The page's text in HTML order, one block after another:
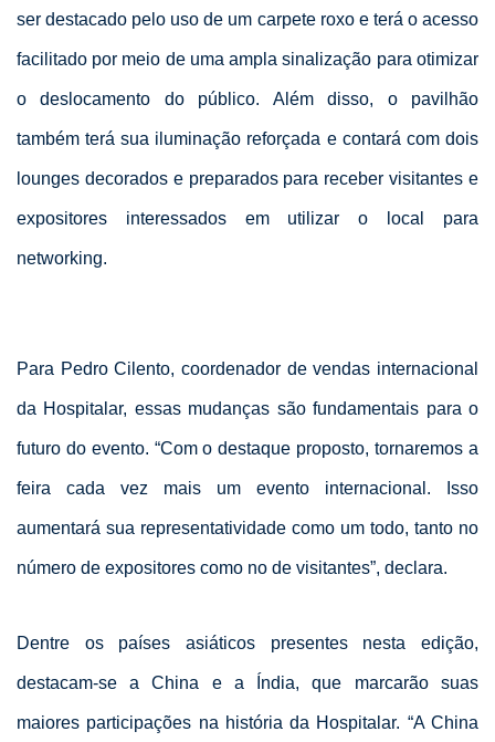
ser destacado pelo uso de um carpete roxo e terá o acesso
facilitado por meio de uma ampla sinalização para otimizar
o deslocamento do público. Além disso, o pavilhão
também terá sua iluminação reforçada e contará com dois
lounges decorados e preparados para receber visitantes e
expositores interessados em utilizar o local para
networking.
Para Pedro Cilento, coordenador de vendas internacional
da Hospitalar, essas mudanças são fundamentais para o
futuro do evento. “Com o destaque proposto, tornaremos a
feira cada vez mais um evento internacional. Isso
aumentará sua representatividade como um todo, tanto no
número de expositores como no de visitantes”, declara.
Dentre os países asiáticos presentes nesta edição,
destacam-se a China e a Índia, que marcarão suas
maiores participações na história da Hospitalar. “A China